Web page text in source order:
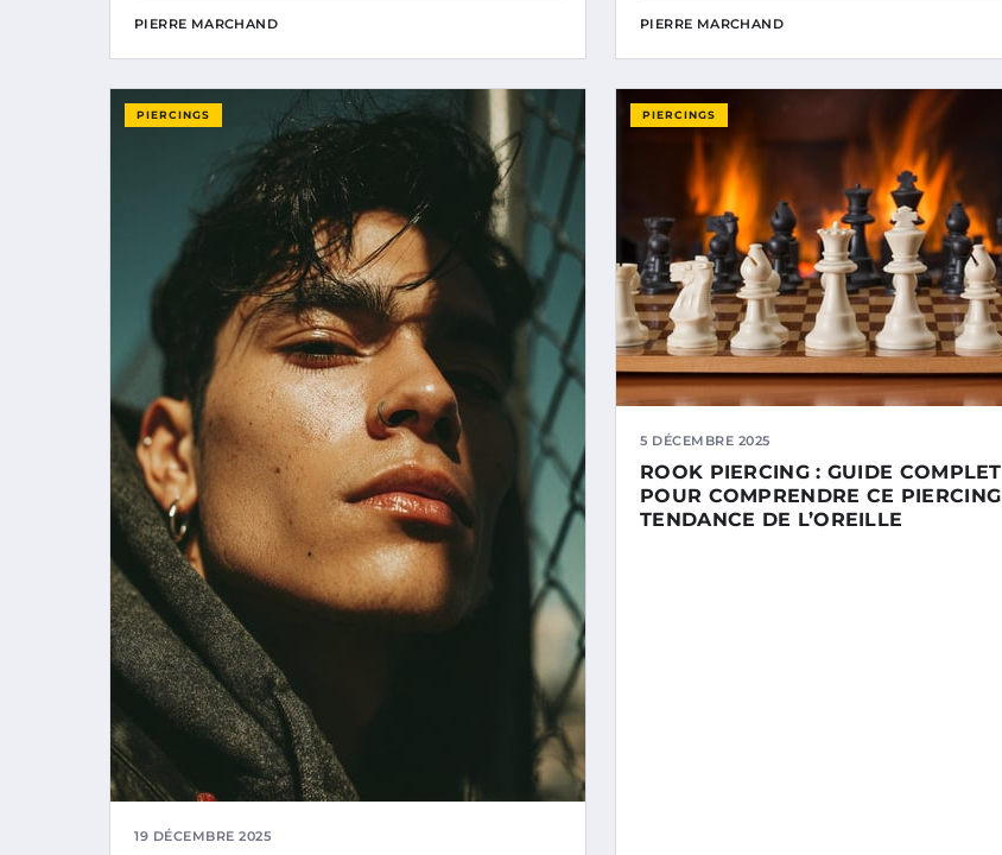
PIERRE MARCHAND PIERRE MARCHAND
PIERCINGS
19 DÉCEMBRE 2025
PIERCINGS
5 DÉCEMBRE 2025
ROOK PIERCING : GUIDE COMPLET
POUR COMPRENDRE CE PIERCING
TENDANCE DE L’OREILLE